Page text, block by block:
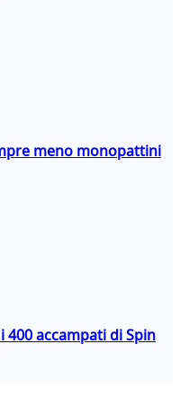
meno monopattini
400 accampati di Spin